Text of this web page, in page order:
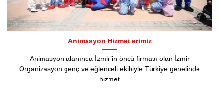
Animasyon Hizmetlerimiz
Animasyon alanında İzmir’in öncü firması olan İzmir
Organizasyon genç ve eğlenceli ekibiyle Türkiye genelinde
hizmet